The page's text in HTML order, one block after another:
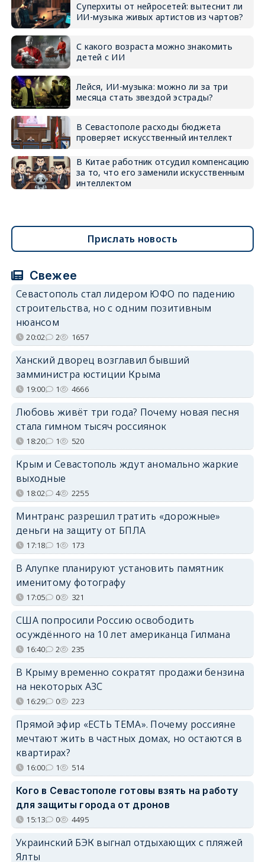
Суперхиты от нейросетей: вытеснит ли
ИИ-музыка живых артистов из чартов?
С какого возраста можно знакомить
детей с ИИ
Лейся, ИИ-музыка: можно ли за три
месяца стать звездой эстрады?
В Севастополе расходы бюджета
проверяет искусственный интеллект
В Китае работник отсудил компенсацию
за то, что его заменили искусственным
интеллектом
Прислать новость
Свежее
Севастополь стал лидером ЮФО по падению
строительства, но с одним позитивным
нюансом
20:02 2 1657
Ханский дворец возглавил бывший
замминистра юстиции Крыма
19:00 1 4666
Любовь живёт три года? Почему новая песня
стала гимном тысяч россиянок
18:20 1 520
Крым и Севастополь ждут аномально жаркие
выходные
18:02 4 2255
Минтранс разрешил тратить «дорожные»
деньги на защиту от БПЛА
17:18 1 173
В Алупке планируют установить памятник
именитому фотографу
17:05 0 321
США попросили Россию освободить
осуждённого на 10 лет американца Гилмана
16:40 2 235
В Крыму временно сократят продажи бензина
на некоторых АЗС
16:29 0 223
Прямой эфир «ЕСТЬ ТЕМА». Почему россияне
мечтают жить в частных домах, но остаются в
квартирах?
16:00 1 514
Кого в Севастополе готовы взять на работу
для защиты города от дронов
15:13 0 4495
Украинский БЭК выгнал отдыхающих с пляжей
Ялты